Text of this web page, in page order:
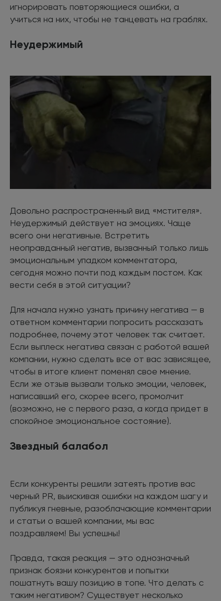
игнорировать повторяющиеся ошибки, а
учиться на них, чтобы не танцевать на граблях.
Неудержимый
Довольно распространенный вид «мстителя».
Неудержимый действует на эмоциях. Чаще
всего они негативные. Встретить
неоправданный негатив, вызванный только лишь
эмоциональным упадком комментатора,
сегодня можно почти под каждым постом. Как
вести себя в этой ситуации?
Для начала нужно узнать причину негатива — в
ответном комментарии попросить рассказать
подробнее, почему этот человек так считает.
Если выплеск негатива связан с работой вашей
компании, нужно сделать все от вас зависящее,
чтобы в итоге клиент поменял свое мнение.
Если же отзыв вызвали только эмоции, человек,
написавший его, скорее всего, промолчит
(возможно, не с первого раза, а когда придет в
спокойное эмоциональное состояние).
Звездный балабол
Если конкуренты решили затеять против вас
черный PR, выискивая ошибки на каждом шагу и
публикуя гневные, разоблачающие комментарии
и статьи о вашей компании, мы вас
поздравляем! Вы успешны!
Правда, такая реакция — это однозначный
признак боязни конкурентов и попытки
пошатнуть вашу позицию в топе. Что делать с
таким негативом? Существует несколько